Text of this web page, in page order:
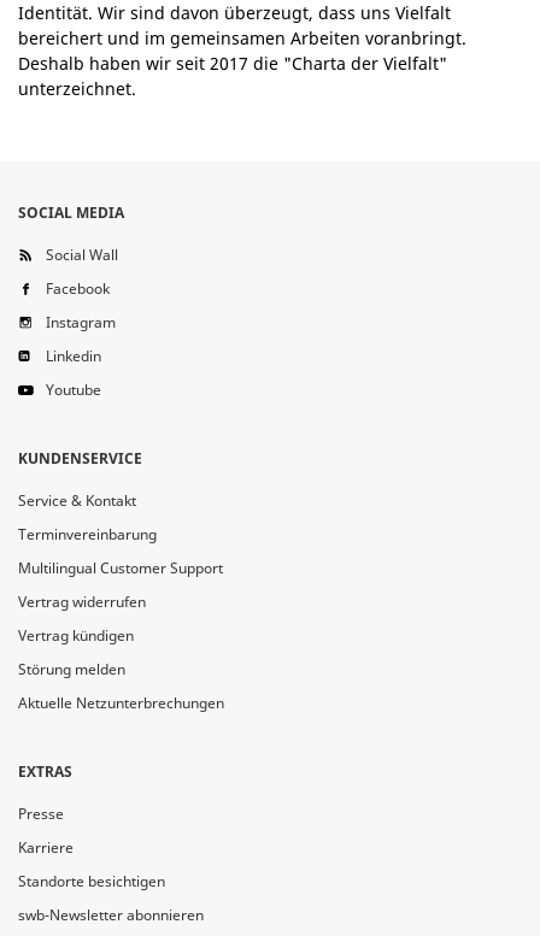
Identität. Wir sind davon überzeugt, dass uns Vielfalt
bereichert und im gemeinsamen Arbeiten voranbringt.
Deshalb haben wir seit 2017 die "Charta der Vielfalt"
unterzeichnet.
SOCIAL MEDIA
Social Wall
Facebook
Instagram
Linkedin
Youtube
KUNDENSERVICE
Service & Kontakt
Terminvereinbarung
Multilingual Customer Support
Vertrag widerrufen
Vertrag kündigen
Störung melden
Aktuelle Netzunterbrechungen
EXTRAS
Presse
Karriere
Standorte besichtigen
swb-Newsletter abonnieren